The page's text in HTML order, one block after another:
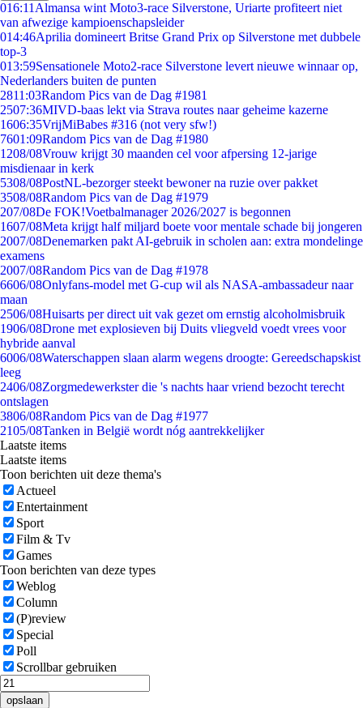
016:11 Almansa wint Moto3-race Silverstone, Uriarte profiteert niet
van afwezige kampioenschapsleider
014:46Aprilia domineert Britse Grand Prix op Silverstone met dubbele
top-3
013:59Sensationele Moto2-race Silverstone levert nieuwe winnaar op,
Nederlanders buiten de punten
2811:03Random Pics van de Dag #1981
2507:36MIVD-baas lekt via Strava routes naar geheime kazerne
1606:35VrijMiBabes #316 (not very sfw!)
7601:09Random Pics van de Dag #1980
1208/08Vrouw krijgt 30 maanden cel voor afpersing 12-jarige
misdienaar in kerk
5308/08PostNL-bezorger steekt bewoner na ruzie over pakket
3508/08Random Pics van de Dag #1979
207/08De FOK!Voetbalmanager 2026/2027 is begonnen
1607/08Meta krijgt half miljard boete voor mentale schade bij jongeren
2007/08Denemarken pakt AI-gebruik in scholen aan: extra mondelinge
examens
2007/08Random Pics van de Dag #1978
6606/08Onlyfans-model met G-cup wil als NASA-ambassadeur naar
maan
2506/08Huisarts per direct uit vak gezet om ernstig alcoholmisbruik
1906/08Drone met explosieven bij Duits vliegveld voedt vrees voor
hybride aanval
6006/08Waterschappen slaan alarm wegens droogte: Gereedschapskist
leeg
2406/08Zorgmedewerkster die 's nachts haar vriend bezocht terecht
ontslagen
3806/08Random Pics van de Dag #1977
2105/08Tanken in België wordt nóg aantrekkelijker
Laatste items
Laatste items
Toon berichten uit deze thema's
Actueel
Entertainment
Sport
Film & Tv
Games
Toon berichten van deze types
Weblog
Column
(P)review
Special
Poll
Scrollbar gebruiken
opslaan